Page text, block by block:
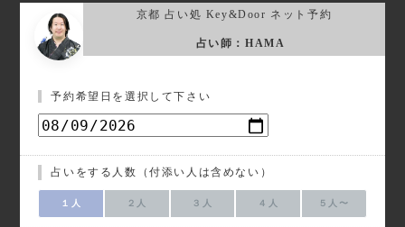
京都 占い処 Key&Door ネット予約
占い師：HAMA
予約希望日を選択して下さい
占いをする人数（付添い人は含めない）
１人 ２人 ３人 ４人 ５人〜